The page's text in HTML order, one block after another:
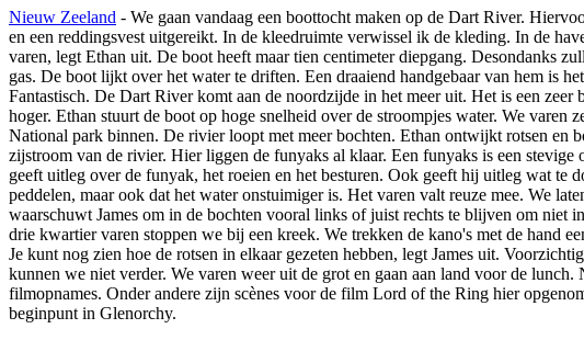
Nieuw Zeeland - We gaan vandaag een boottocht maken op de Dart River.
en een reddingsvest uitgereikt. In de kleedruimte verwissel ik de kleding. In de
varen, legt Ethan uit. De boot heeft maar tien centimeter diepgang. Desondanks
gas. De boot lijkt over het water te driften. Een draaiend handgebaar van hem is
Fantastisch. De Dart River komt aan de noordzijde in het meer uit. Het is een
hoger. Ethan stuurt de boot op hoge snelheid over de stroompjes water. We
National park binnen. De rivier loopt met meer bochten. Ethan ontwijkt rotsen
zijstroom van de rivier. Hier liggen de funyaks al klaar. Een funyaks is een
geeft uitleg over de funyak, het roeien en het besturen. Ook geeft hij uitleg wat
peddelen, maar ook dat het water onstuimiger is. Het varen valt reuze mee. We
waarschuwt James om in de bochten vooral links of juist rechts te blijven om niet
drie kwartier varen stoppen we bij een kreek. We trekken de kano's met de hand
Je kunt nog zien hoe de rotsen in elkaar gezeten hebben, legt James uit.
kunnen we niet verder. We varen weer uit de grot en gaan aan land voor de
filmopnames. Onder andere zijn scènes voor de film Lord of the Ring hier
beginpunt in Glenorchy.